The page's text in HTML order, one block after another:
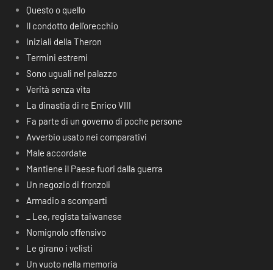
Questo o quello
Il condotto dell’orecchio
Iniziali della Theron
Termini estremi
Sono uguali nel palazzo
Verità senza vita
La dinastia di re Enrico VIII
Fa parte di un governo di poche persone
Avverbio usato nei comparativi
Male accordate
Mantiene il Paese fuori dalla guerra
Un negozio di fronzoli
Armadio a scomparti
_ Lee, regista taiwanese
Nomignolo offensivo
Le girano i velisti
Un vuoto nella memoria